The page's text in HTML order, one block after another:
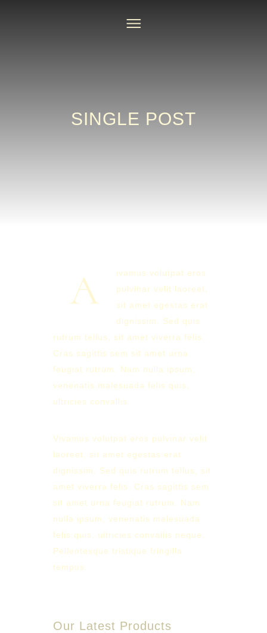
SINGLE POST
A
ivamus volutpat eros
pulvinar velit laoreet,
sit amet egestas erat
dignissim. Sed quis
rutrum tellus, sit amet viverra felis.
Cras sagittis sem sit amet urna
feugiat rutrum. Nam nulla ipsum,
venenatis malesuada felis quis,
ultricies convallis.
Vivamus volutpat eros pulvinar velit
laoreet, sit amet egestas erat
dignissim. Sed quis rutrum tellus, sit
amet viverra felis. Cras sagittis sem
sit amet urna feugiat rutrum. Nam
nulla ipsum, venenatis malesuada
felis quis, ultricies convallis neque.
Pellentesque tristique fringilla
tempus.
Our Latest Products